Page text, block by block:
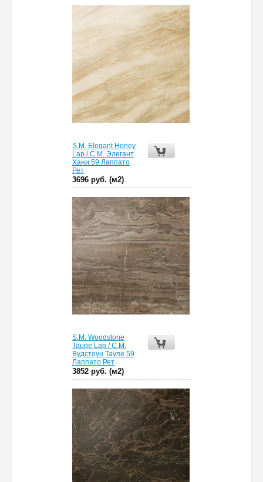
S.M. Elegant Honey
Lap / С.М. Элегант
Хани 59 Лаппато
Рет
3696 руб. (м2)
S.M. Woodstone
Taupe Lap / С.М.
Вудстоун Таупе 59
Лаппато Рет
3852 руб. (м2)